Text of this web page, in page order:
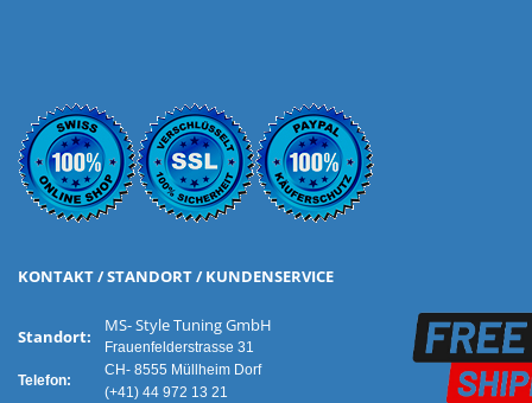
KONTAKT / STANDORT / KUNDENSERVICE
Standort:
Telefon:
MS- Style Tuning GmbH
Frauenfelderstrasse 31
CH- 8555 Müllheim Dorf
(+41) 44 972 13 21